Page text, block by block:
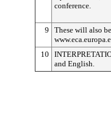
conference.
9
These will also
10
and English.